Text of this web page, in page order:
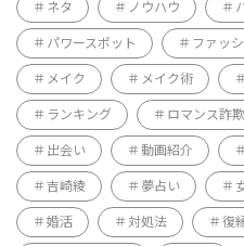
ネタ ノウハウ
パワースポット ファッ
メイク メイク術
ランキング ロマンス詐欺
出会い 動画紹介
吉崎綾 夢占い
婚活 対処法 復